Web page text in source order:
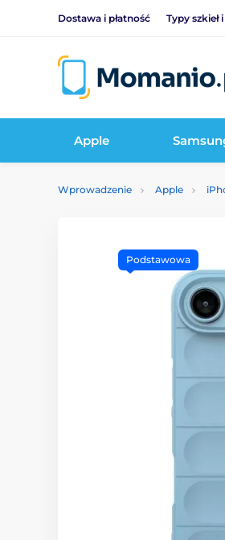
Dostawa i płatność Typy
Apple
Wprowadzenie Apple
Podstawowa